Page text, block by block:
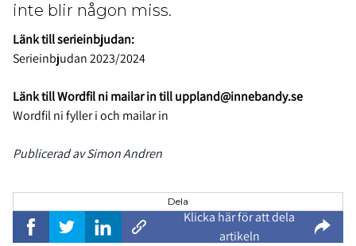
inte blir någon miss.
Länk till serieinbjudan:
Serieinbjudan 2023/2024
Länk till Wordfil ni mailar in till uppland@innebandy.se
Wordfil ni fyller i och mailar in
Publicerad av Simon Andren
Dela
Klicka här för att dela
artikeln